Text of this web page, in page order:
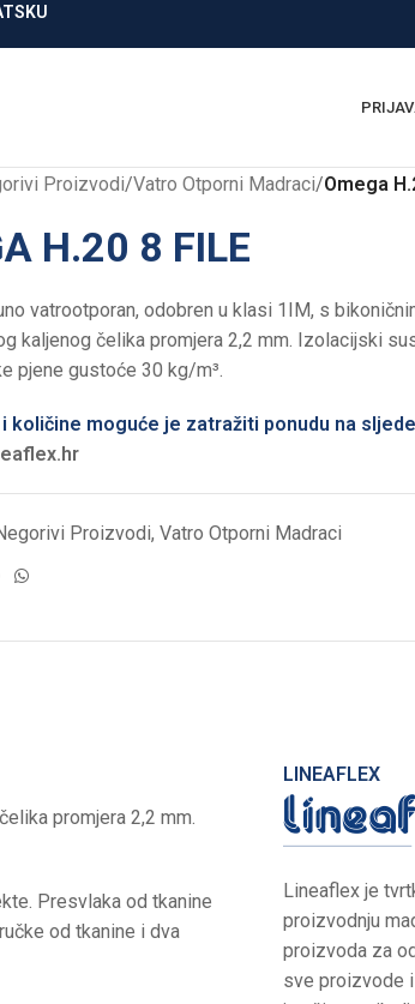
Proizvodi/Vatro Otporni Madraci/Omega
H.20 8 FILE
vatrootporan, odobren u klasi 1IM, s
kaljenog čelika promjera 2,2 mm. Izolacijski
pjene gustoće 30 kg/m³.
količine moguće je zatražiti ponudu na
Proizvodi, Vatro Otporni Madraci
promjera 2,2 mm.
Presvlaka od tkanine
od tkanine i dva
LINEAFLEX
Lineaflex je
proizvodnju
proizvoda za
sve proizvode